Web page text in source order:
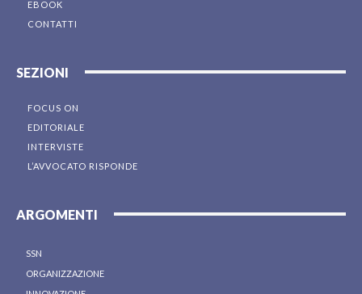
EBOOK
CONTATTI
SEZIONI
FOCUS ON
EDITORIALE
INTERVISTE
L’AVVOCATO RISPONDE
ARGOMENTI
SSN
ORGANIZZAZIONE